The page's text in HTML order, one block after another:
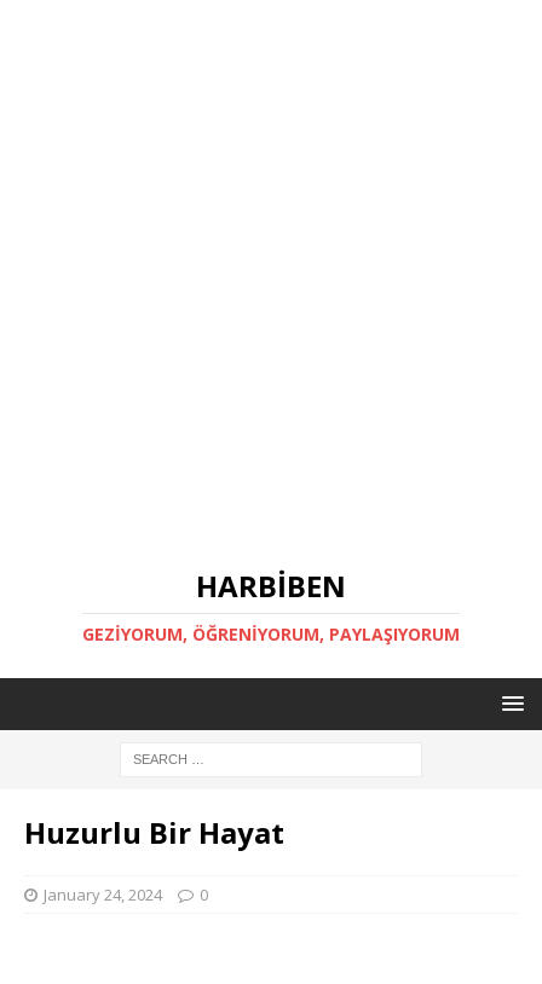
HARBİBEN
GEZİYORUM, ÖĞRENİYORUM, PAYLAŞIYORUM
Huzurlu Bir Hayat
January 24, 2024 0